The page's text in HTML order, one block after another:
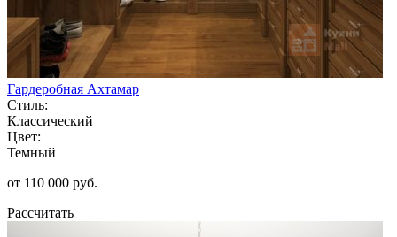
Гардеробная Ахтамар
Стиль:
Классический
Цвет:
Темный
от 110 000 руб.
Рассчитать